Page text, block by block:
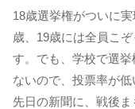
18歳選挙権がついに
歳、19歳には全員こ
す。でも、学校で選
ないので、投票率が低
先日の新聞に、戦後